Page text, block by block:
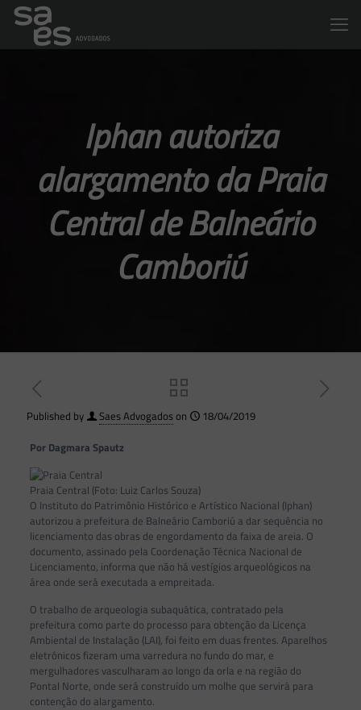
Iphan autoriza
alargamento da Praia
Central de Balneário
Camboriú
Published by Saes Advogadoson
18/04/2019
Por Dagmara Spautz
Praia Central (Foto: Luiz Carlos Souza)
O Instituto do Patrimônio Histórico e Artístico Nacional (Iphan)
autorizou a prefeitura de Balneário Camboriú a dar sequência no
licenciamento das obras de engordamento da faixa de areia. O
documento, assinado pela Coordenação Técnica Nacional de
Licenciamento, informa que não há vestígios arqueológicos na
área onde será executada a empreitada.
O trabalho de arqueologia subaquática, contratado pela
prefeitura como parte do processo para obtenção da Licença
Ambiental de Instalação (LAI), foi feito em duas frentes. Aparelhos
eletrônicos fizeram uma varredura no fundo do mar, e
mergulhadores vasculharam ao longo da orla e na região do
Pontal Norte, onde será construído um molhe que servirá para
contenção do alargamento.